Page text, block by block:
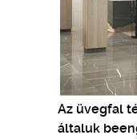
Az üvegfal
általuk